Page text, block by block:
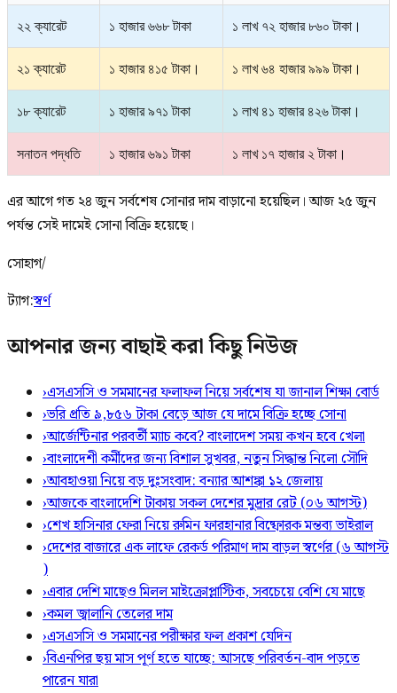
২২ ক্যারেট ১ হাজার ৬৬৮ টাকা ১ লাখ ৭২ হাজার ৮৬০ টাকা।
২১ ক্যারেট ১ হাজার ৪১৫ টাকা। ১ লাখ ৬৪ হাজার ৯৯৯ টাকা।
১৮ ক্যারেট ১ হাজার ৯৭১ টাকা ১ লাখ ৪১ হাজার ৪২৬ টাকা।
সনাতন পদ্ধতি ১ হাজার ৬৯১ টাকা ১ লাখ ১৭ হাজার ২ টাকা।
এর আগে গত ২৪ জুন সর্বশেষ সোনার দাম বাড়ানো হয়েছিল। আজ ২৫ জুন
পর্যন্ত সেই দামেই সোনা বিক্রি হয়েছে।
সোহাগ/
ট্যাগ:স্বর্ণ
আপনার জন্য বাছাই করা কিছু নিউজ
›এসএসসি ও সমমানের ফলাফল নিয়ে সর্বশেষ যা জানাল শিক্ষা বোর্ড
›ভরি প্রতি ৯,৮৫৬ টাকা বেড়ে আজ যে দামে বিক্রি হচ্ছে সোনা
›আর্জেন্টিনার পরবর্তী ম্যাচ কবে? বাংলাদেশ সময় কখন হবে খেলা
›বাংলাদেশী কর্মীদের জন্য বিশাল সুখবর, নতুন সিদ্ধান্ত নিলো সৌদি
›আবহাওয়া নিয়ে বড় দুঃসংবাদ: বন্যার আশঙ্কা ১২ জেলায়
›আজকে বাংলাদেশি টাকায় সকল দেশের মুদ্রার রেট (০৬ আগস্ট)
›শেখ হাসিনার ফেরা নিয়ে রুমিন ফারহানার বিষ্ফোরক মন্তব্য ভাইরাল
›দেশের বাজারে এক লাফে রেকর্ড পরিমাণ দাম বাড়ল স্বর্ণের (৬ আগস্ট
)
›এবার দেশি মাছেও মিলল মাইক্রোপ্লাস্টিক, সবচেয়ে বেশি যে মাছে
›কমল জ্বালানি তেলের দাম
›এসএসসি ও সমমানের পরীক্ষার ফল প্রকাশ যেদিন
›বিএনপির ছয় মাস পূর্ণ হতে যাচ্ছে: আসছে পরিবর্তন-বাদ পড়তে
পারেন যারা